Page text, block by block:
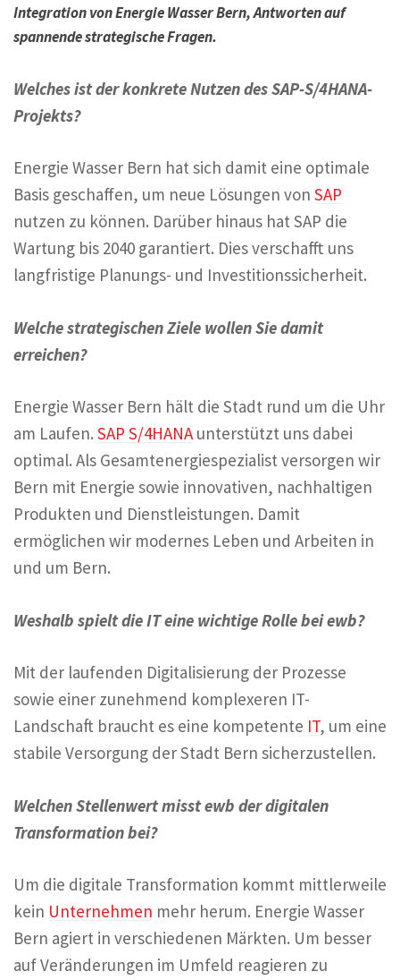
Integration von Energie Wasser Bern, Antworten auf
spannende strategische Fragen.
Welches ist der konkrete Nutzen des SAP-S/4HANA-
Projekts?
Energie Wasser Bern hat sich damit eine optimale
Basis geschaffen, um neue Lösungen von SAP
nutzen zu können. Darüber hinaus hat SAP die
Wartung bis 2040 garantiert. Dies verschafft uns
langfristige Planungs- und Investitionssicherheit.
Welche strategischen Ziele wollen Sie damit
erreichen?
Energie Wasser Bern hält die Stadt rund um die Uhr
am Laufen. SAP S/4HANAunterstützt uns dabei
optimal. Als Gesamtenergiespezialist versorgen wir
Bern mit Energie sowie innovativen, nachhaltigen
Produkten und Dienstleistungen. Damit
ermöglichen wir modernes Leben und Arbeiten in
und um Bern.
Weshalb spielt die IT eine wichtige Rolle bei ewb?
Mit der laufenden Digitalisierung der Prozesse
sowie einer zunehmend komplexeren IT-
Landschaft braucht es eine kompetente IT, um eine
stabile Versorgung der Stadt Bern sicherzustellen.
Welchen Stellenwert misst ewb der digitalen
Transformation bei?
Um die digitale Transformation kommt mittlerweile
kein Unternehmen mehr herum. Energie Wasser
Bern agiert in verschiedenen Märkten. Um besser
auf Veränderungen im Umfeld reagieren zu